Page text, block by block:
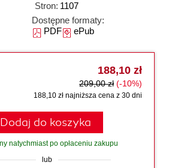
Stron: 1107
Dostępne formaty:
PDFePub
188,10 zł
209,00 zł (-10%)
188,10 zł najniższa cena z 30 dni
Dodaj do koszyka
natychmiast po opłaceniu zakupu
lub